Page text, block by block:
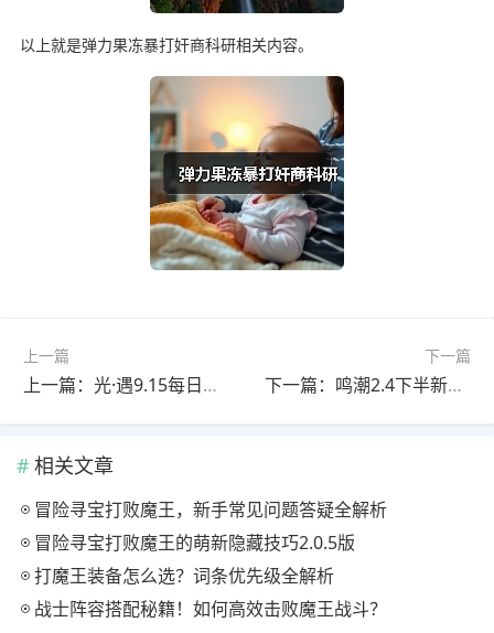
以上就是弹力果冻暴打奸商科研相关内容。
上一篇
上一篇：光·遇9.15每日任务➕大蜡烛
下一篇
下一篇：鸣潮2.4下半新角露帕火队超强专武竟能全队增益
相关文章
冒险寻宝打败魔王，新手常见问题答疑全解析
冒险寻宝打败魔王的萌新隐藏技巧2.0.5版
打魔王装备怎么选？词条优先级全解析
战士阵容搭配秘籍！如何高效击败魔王战斗？